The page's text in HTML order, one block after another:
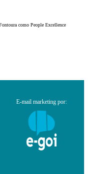
como People Excellence
E-mail marketing por: